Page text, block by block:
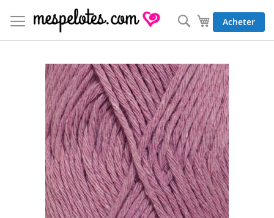
au
contenu
Mon panier
Acheter
Rechercher